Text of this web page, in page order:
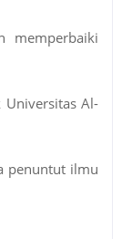
memperbaiki
Universitas Al-
penuntut ilmu